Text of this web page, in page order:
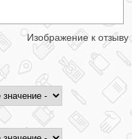
Изображение к отзыву